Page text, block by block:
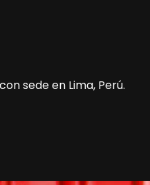
sede en Lima, Perú.